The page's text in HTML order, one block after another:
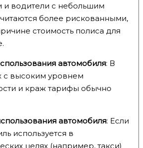
и водители с небольшим
более рискованными,
стоимость полиса для
автомобиля: В
с высоким уровнем
и краж тарифы обычно
автомобиля: Если
используется в
целях (например, такси)